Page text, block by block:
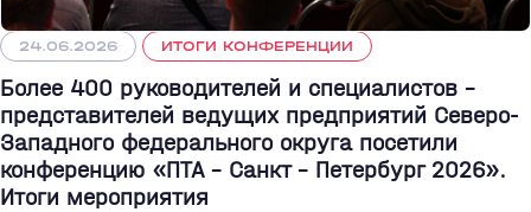
24.06.2026 ИТОГИ КОНФЕРЕНЦИИ
Более 400 руководителей и специалистов –
представителей ведущих предприятий Северо-
Западного федерального округа посетили
конференцию «ПТА – Санкт - Петербург 2026».
Итоги мероприятия